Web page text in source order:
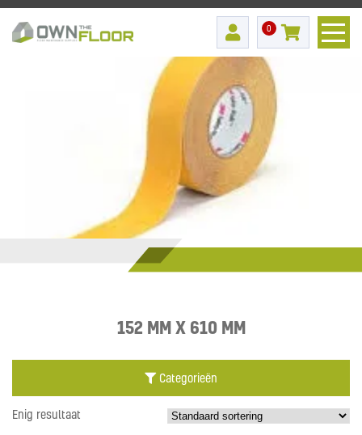
0
152 MM X 610 MM
Categorieën
Enig resultaat